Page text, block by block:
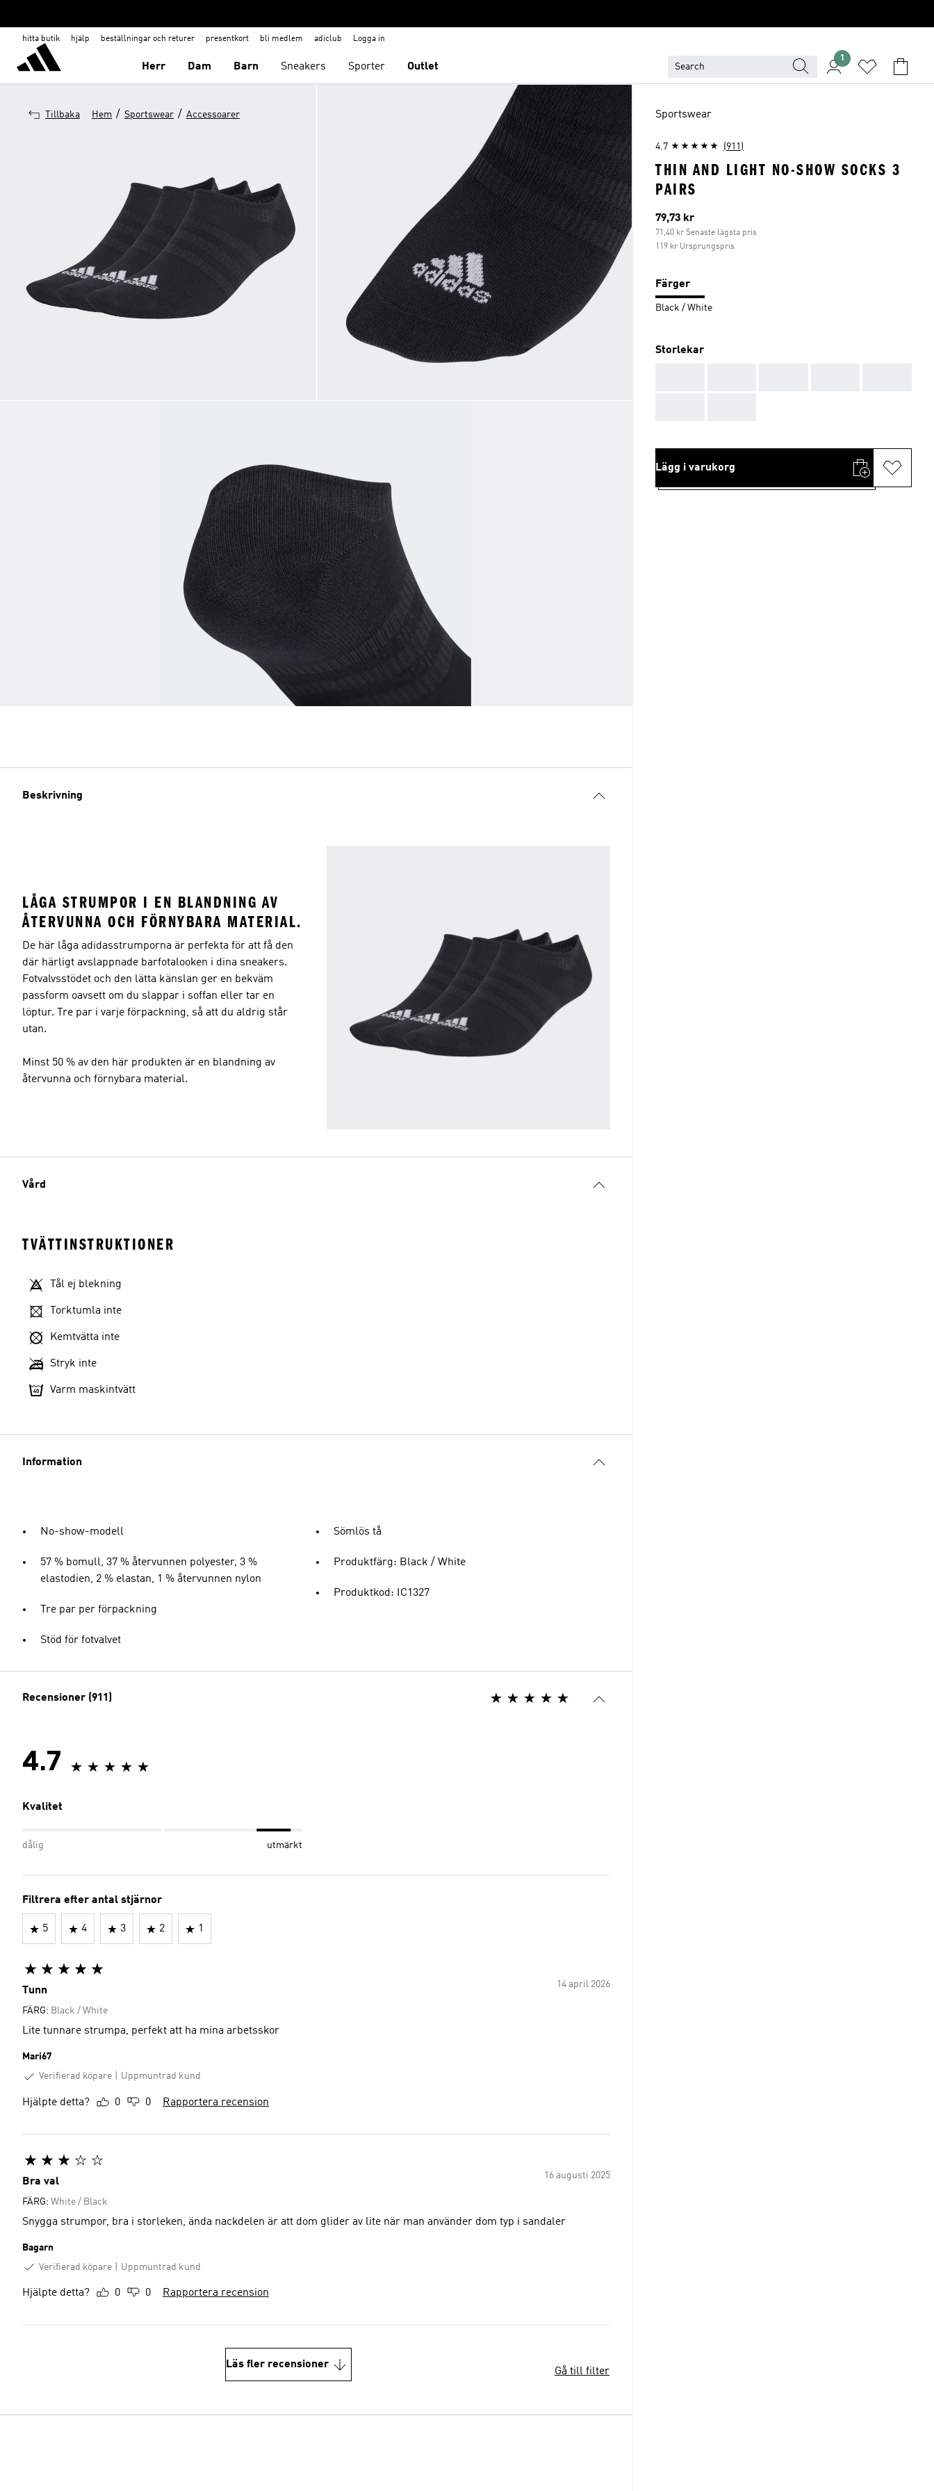
hitta butik hjälp beställningar och returer presentkort bli medlem adiclub Logga in
Herr Dam Barn Sneakers Sporter Outlet
1
Tillbaka Hem / Sportswear / Accessoarer
Beskrivning
LÅGA STRUMPOR I EN BLANDNING AV
ÅTERVUNNA OCH FÖRNYBARA MATERIAL.
De här låga adidasstrumporna är perfekta för att få den
där härligt avslappnade barfotalooken i dina sneakers.
Fotvalvsstödet och den lätta känslan ger en bekväm
passform oavsett om du slappar i soffan eller tar en
löptur. Tre par i varje förpackning, så att du aldrig står
utan.
Minst 50 % av den här produkten är en blandning av
återvunna och förnybara material.
Vård
TVÄTTINSTRUKTIONER
Tål ej blekning
Torktumla inte
Kemtvätta inte
Stryk inte
Varm maskintvätt
Information
No-show-modell
57 % bomull, 37 % återvunnen polyester, 3 %
elastodien, 2 % elastan, 1 % återvunnen nylon
Tre par per förpackning
Stöd för fotvalvet
Sömlös tå
Produktfärg: Black / White
Produktkod: IC1327
Recensioner (911)
4.7
Kvalitet
dålig utmärkt
Filtrera efter antal stjärnor
5 4 3 2 1
14 april 2026
Tunn
FÄRG: Black / White
Lite tunnare strumpa, perfekt att ha mina arbetsskor
Mari67
Verifierad köpare
Uppmuntrad kund
Hjälpte detta? 0 0 Rapportera recension
16 augusti 2025
Bra val
FÄRG: White / Black
Snygga strumpor, bra i storleken, ända nackdelen är att dom glider av lite när man använder dom typ i sandaler
Bagarn
Verifierad köpare
Uppmuntrad kund
Hjälpte detta? 0 0 Rapportera recension
Läs fler recensioner
Gå till filter
Sportswear
4.7 (911)
THIN AND LIGHT NO-SHOW SOCKS 3
PAIRS
Aktuellt pris
79,73 kr
71,40 kr Senaste lägsta pris
119 kr Ursprungspris
Färger
Black / White
Storlekar
Lägg i varukorg